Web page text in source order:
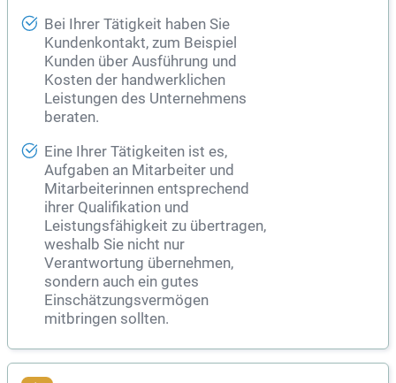
Bei Ihrer Tätigkeit haben Sie
Kundenkontakt, zum Beispiel
Kunden über Ausführung und
Kosten der handwerklichen
Leistungen des Unternehmens
beraten.
Eine Ihrer Tätigkeiten ist es,
Aufgaben an Mitarbeiter und
Mitarbeiterinnen entsprechend
ihrer Qualifikation und
Leistungsfähigkeit zu übertragen,
weshalb Sie nicht nur
Verantwortung übernehmen,
sondern auch ein gutes
Einschätzungsvermögen
mitbringen sollten.